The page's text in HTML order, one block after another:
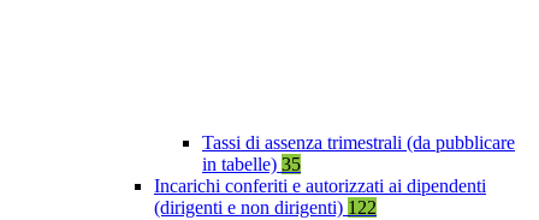
Tassi di assenza trimestrali (da pubblicare
in tabelle) 35
Incarichi conferiti e autorizzati ai dipendenti
(dirigenti e non dirigenti) 122